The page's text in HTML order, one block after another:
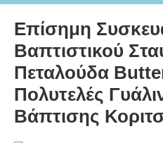
Επίσημη
Βαπτιστικού
Πεταλούδα
Πολυτελές
Βάπτισης